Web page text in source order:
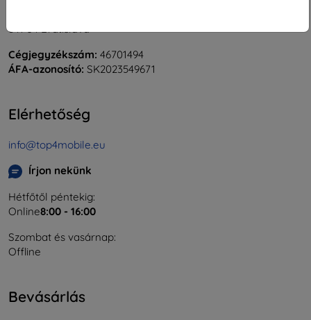
841 04 Bratislava
Cégjegyzékszám: 46701494
ÁFA-azonosító: SK2023549671
Elérhetőség
info@top4mobile.eu
Írjon nekünk
Hétfőtől péntekig:
Online8:00 - 16:00
Szombat és vasárnap:
Offline
Bevásárlás